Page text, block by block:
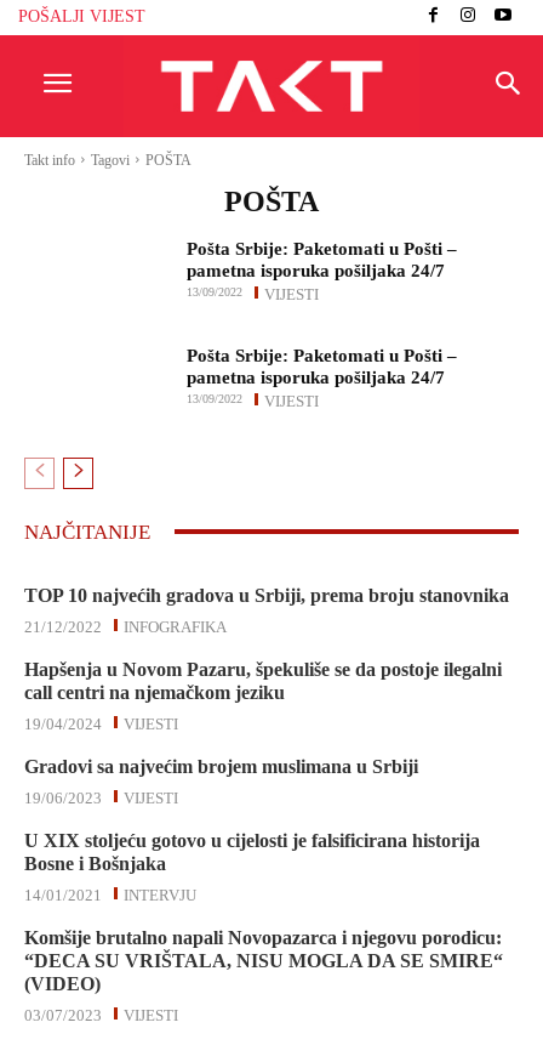
POŠALJI VIJEST
Takt info Tagovi POŠTA
POŠTA
Pošta Srbije: Paketomati u Pošti –
pametna isporuka pošiljaka 24/7
VIJESTI
13/09/2022
Pošta Srbije: Paketomati u Pošti –
pametna isporuka pošiljaka 24/7
VIJESTI
13/09/2022
NAJČITANIJE
TOP 10 najvećih gradova u Srbiji, prema broju stanovnika
INFOGRAFIKA
21/12/2022
Hapšenja u Novom Pazaru, špekuliše se da postoje ilegalni
call centri na njemačkom jeziku
VIJESTI
19/04/2024
Gradovi sa najvećim brojem muslimana u Srbiji
VIJESTI
19/06/2023
U XIX stoljeću gotovo u cijelosti je falsificirana historija
Bosne i Bošnjaka
INTERVJU
14/01/2021
Komšije brutalno napali Novopazarca i njegovu porodicu:
“DECA SU VRIŠTALA, NISU MOGLA DA SE SMIRE“
(VIDEO)
VIJESTI
03/07/2023